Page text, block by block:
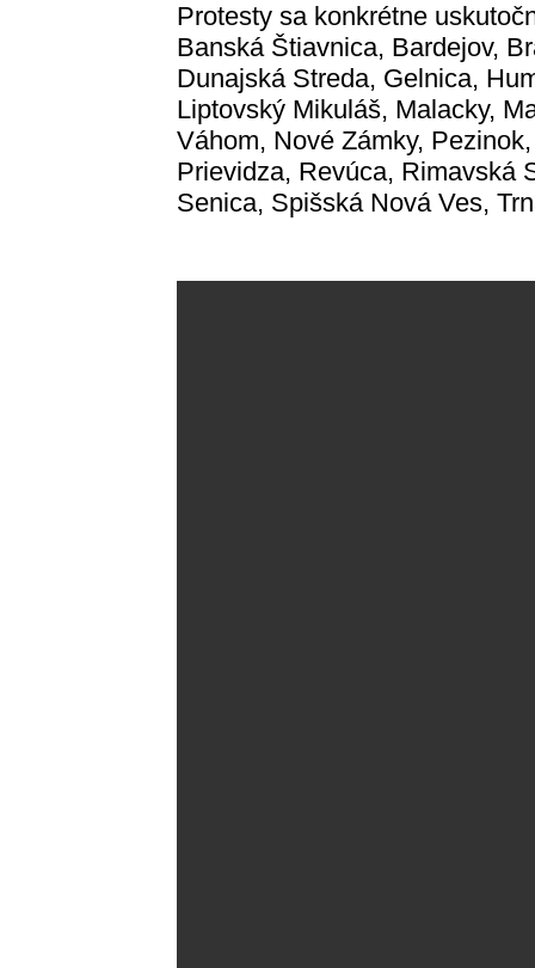
Protesty sa konkrétne
Banská Štiavnica, Bardejov,
Dunajská Streda, Gelnica,
Liptovský Mikuláš, Malacky,
Váhom, Nové Zámky,
Prievidza, Revúca, Rimavská
Senica, Spišská Nová Ves,